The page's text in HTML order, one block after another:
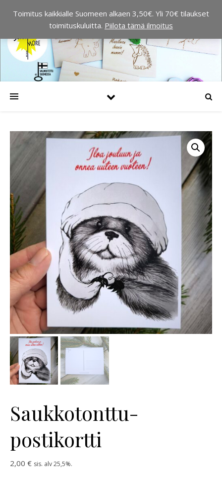
Saukkotonttu-
postikortti
2,00 € sis. alv 25,5%.
Toimitus kaikkialle Suomeen alkaen 3,50€. Yli 70€ tilaukset
toimituskuluitta. Piilota tämä ilmoitus